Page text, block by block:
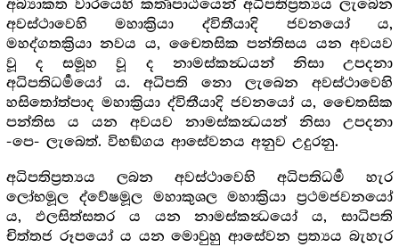
අබ්‍යාකත වාරයෙහි කර්‍තෘපාඨයෙන් අධිපතිප්‍රත්‍යය ලැබෙන
අවස්ථාවෙහි මහාක්‍රියා ද්විතීයාදි ජවනයෝ ය,
මහද්ගතක්‍රියා නවය ය, චෛතසික පන්තිසය යන අවයව
වූ ද සමූහ වූ ද නාමස්කන්‍ධයන් නිසා උපදනා
අධිපතිධර්‍මයෝ ය. අධිපති නො ලැබෙන අවස්ථාවෙහි
හසිතෝත්පාද මහාක්‍රියා ද්විතීයාදි ජවනයෝ ය, චෛතසික
පන්තිස ය යන අවයව නාමස්කන්‍ධයන් නිසා උපදනා
-පෙ- ලැබෙත්. විභඞ්ගය ආසේවනය අනුව උදුරනු.
අධිපතිප්‍රත්‍යය ලබන අවස්ථාවෙහි අධිපතිධර්‍ම හැර
ලෝභමූල ද්වේෂමූල මහාකුශල මහාක්‍රියා ප්‍රථමජවනයෝ
ය, ඵලසිත්සතර ය යන නාමස්කන්‍ධයෝ ය, සාධිපති
චිත්තජ රූපයෝ ය යන මොවුහු ආසේවන ප්‍රත්‍යය බැහැර